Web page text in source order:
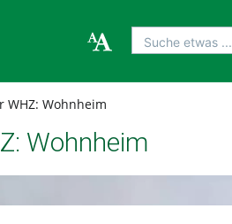
Suche etwas ...
Wohnheim
Wohnheim